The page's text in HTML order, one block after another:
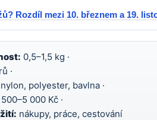
Rozdíl mezi 10. březnem a 19.
0,5–1,5 kg ·
·
polyester, bavlna ·
500–5 000 Kč ·
nákupy, práce, cestování